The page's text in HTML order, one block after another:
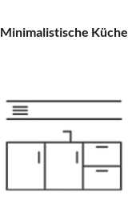
Minimalistische Küche